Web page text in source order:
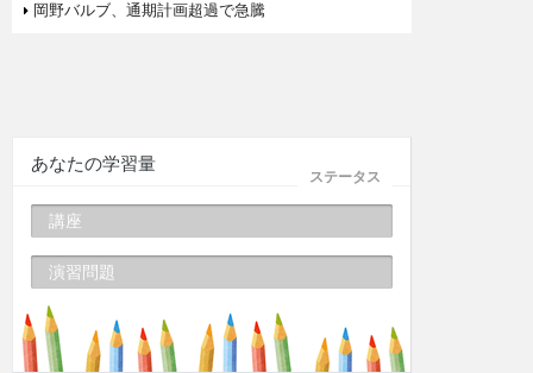
岡野バルブ、通期計画超過で急騰
ステータス
あなたの学習量
講座
演習問題